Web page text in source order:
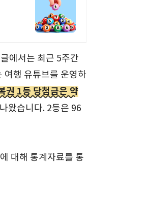
에서는 최근 5주간
여행 유튜브를 운영하
권 1등 당첨금은 약
왔습니다. 2등은 96
에 대해 통계자료를 통